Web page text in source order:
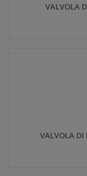
VALVOLA
VALVOLA DI